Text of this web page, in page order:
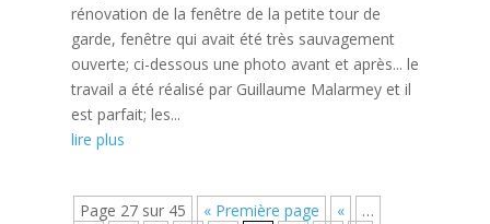
rénovation de la fenêtre de la petite tour de
garde, fenêtre qui avait été très sauvagement
ouverte; ci-dessous une photo avant et après... le
travail a été réalisé par Guillaume Malarmey et il
est parfait; les...
lire plus
Page 27 sur 45 « Première page « …